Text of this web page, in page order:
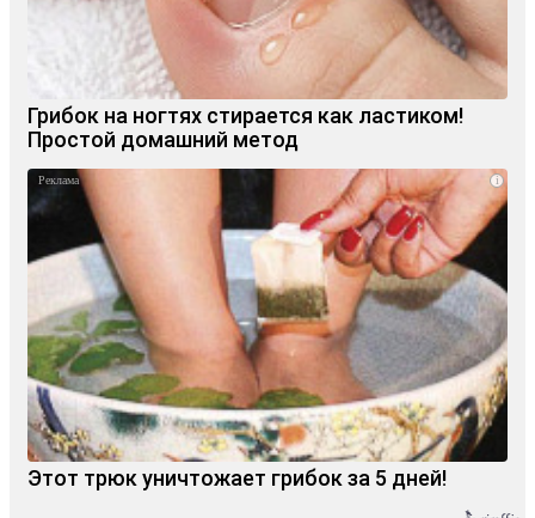
Грибок на ногтях стирается как ластиком!
Простой домашний метод
i
Этот трюк уничтожает грибок за 5 дней!